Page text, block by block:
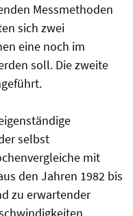
Messmethoden
sich zwei
eine noch im
soll. Die zweite
selbst
mit
den Jahren 1982 bis
zu erwartender